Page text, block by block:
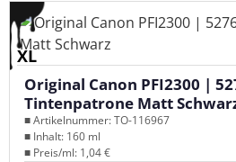
XL
Original Canon PFI2300 |
Tintenpatrone Matt
■ Artikelnummer: TO-116967
■ Inhalt: 160 ml
■ Preis/ml: 1,04 €